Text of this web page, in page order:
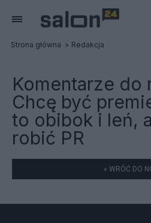
Strona główna Redakcja
Komentarze do
Chcę być
to obibok i leń,
robić PR
« WRÓĆ DO